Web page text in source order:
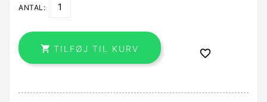
ANTAL:
 TILFØJ TIL KURV 